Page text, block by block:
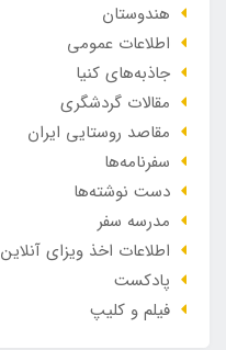
هندوستان
اطلاعات عمومی
جاذبه‌های کنیا
مقالات گردشگری
مقاصد روستایی ایران
سفرنامه‌ها
دست نوشته‌ها
مدرسه سفر
اطلاعات اخذ ویزای آنلاین
پادکست
فیلم و کلیپ